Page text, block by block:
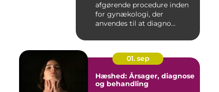
afgørende procedure inden
for gynækologi, der
anvendes til at diagno...
01. sep
Hæshed: Årsager, diagnose
og behandling